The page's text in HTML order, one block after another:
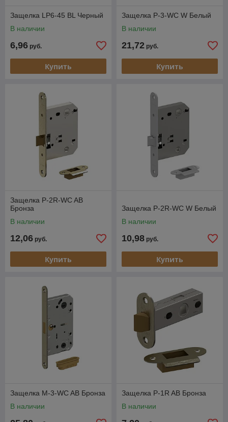
Защелка LP6-45 BL Черный
В наличии
6,96 руб.
Купить
Защелка P-3-WC W Белый
В наличии
21,72 руб.
Купить
Защелка P-2R-WC AB
Бронза
В наличии
12,06 руб.
Купить
Защелка P-2R-WC W Белый
В наличии
10,98 руб.
Купить
Защелка M-3-WC AB Бронза
В наличии
Защелка P-1R AB Бронза
В наличии